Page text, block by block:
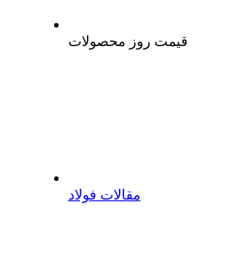
قیمت روز محصولات
مقالات فولاد